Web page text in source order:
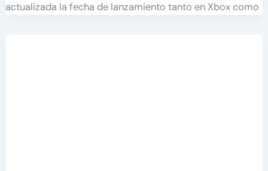
actualizada la fecha de lanzamiento tanto en Xbox como